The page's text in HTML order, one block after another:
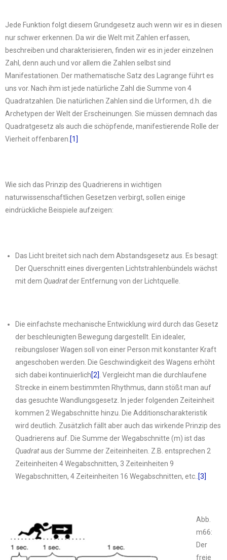
Jede Funktion folgt diesem Grundgesetz auch wenn wir es in diesen
nur schwer erkennen. Da wir die Welt mit Zahlen erfassen,
beschreiben und charakterisieren, finden wir es in jeder einzelnen
Zahl, denn auch und vor allem die Zahlen selbst sind
Manifestationen. Der mathematische Satz des Lagrange führt es
uns vor. Nach ihm ist jede natürliche Zahl die Summe von 4
Quadratzahlen. Die natürlichen Zahlen sind die Urformen, d.h. die
Archetypen der Welt der Erscheinungen. Sie müssen demnach das
Quadratgesetz als auch die schöpfende, manifestierende Rolle der
Vierheit offenbaren. [1]
Wie sich das Prinzip des Quadrierens in wichtigen
naturwissenschaftlichen Gesetzen verbirgt, sollen einige
eindrückliche Beispiele aufzeigen:
Das Licht breitet sich nach dem Abstandsgesetz aus. Es besagt:
Der Querschnitt eines divergenten Lichtstrahlenbündels wächst
mit dem Quadratder Entfernung von der Lichtquelle.
Die einfachste mechanische Entwicklung wird durch das Gesetz
der beschleunigten Bewegung dargestellt. Ein idealer,
reibungsloser Wagen soll von einer Person mit konstanter Kraft
angeschoben werden. Die Geschwindigkeit des Wagens erhöht
sich dabei kontinuierlich[2] . Vergleicht man die durchlaufene
Strecke in einem bestimmten Rhythmus, dann stößt man auf
das gesuchte Wandlungsgesetz. In jeder folgenden Zeiteinheit
kommen 2 Wegabschnitte hinzu. Die Additionscharakteristik
wird deutlich. Zusätzlich fällt aber auch das wirkende Prinzip des
Quadrierens auf. Die Summe der Wegabschnitte (m) ist das
Quadrataus der Summe der Zeiteinheiten. Z.B. entsprechen 2
Zeiteinheiten 4 Wegabschnitten, 3 Zeiteinheiten 9
Wegabschnitten, 4 Zeiteinheiten 16 Wegabschnitten, etc.. [3]
Abb.
m66:
Der
freie